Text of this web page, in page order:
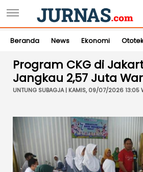
Beranda News Ekonomi
Program CKG di
Jangkau 2,57 Juta
UNTUNG SUBAGJA | KAMIS, 09/07/2026 13:05